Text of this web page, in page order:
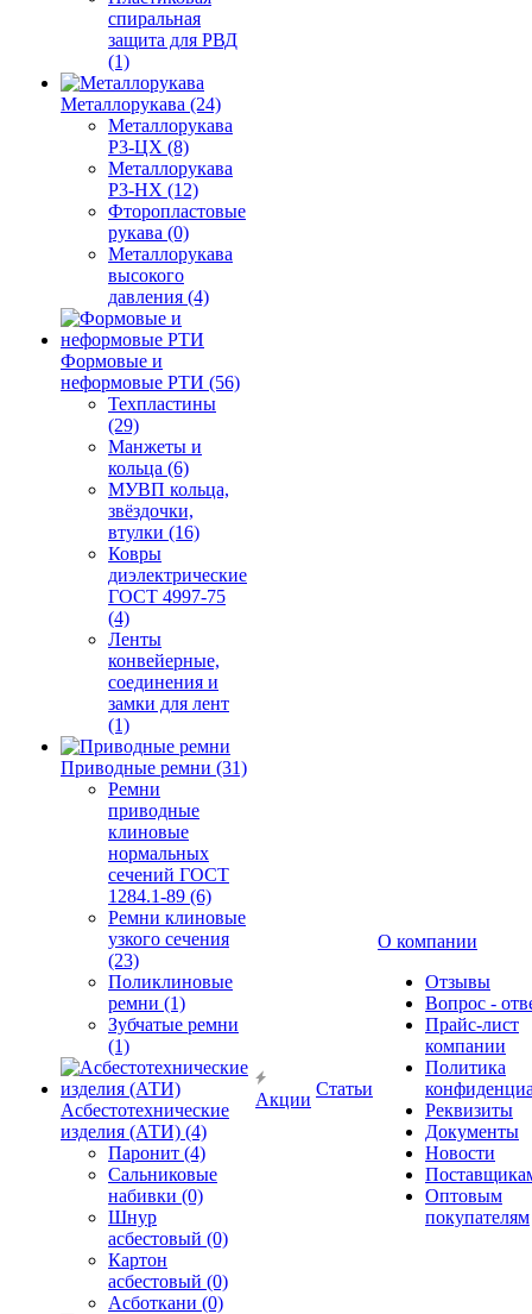
спиральная
защита для РВД
(1)
Металлорукава (24)
Металлорукава
Р3-ЦХ (8)
Металлорукава
Р3-НХ (12)
Фторопластовые
рукава (0)
Металлорукава
высокого
давления (4)
Формовые и
неформовые РТИ (56)
Техпластины
(29)
Манжеты и
кольца (6)
МУВП кольца,
звёздочки,
втулки (16)
Ковры
диэлектрические
ГОСТ 4997-75
(4)
Ленты
конвейерные,
соединения и
замки для лент
(1)
Приводные ремни (31)
Ремни
приводные
клиновые
нормальных
сечений ГОСТ
1284.1-89 (6)
Ремни клиновые
узкого сечения
(23)
Поликлиновые
ремни (1)
Зубчатые ремни
(1)
Асбестотехнические
изделия (АТИ) (4)
Паронит (4)
Сальниковые
набивки (0)
Шнур
асбестовый (0)
Картон
асбестовый (0)
Асботкани (0)
Акции
Статьи
О компании
Отзывы
Вопрос -
Прайс-лист
компании
Политика
Реквизиты
Документы
Новости
Оптовым
покупателям